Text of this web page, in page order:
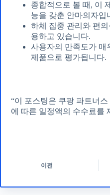
종합적으로 볼 때, 이
능을 갖춘 안마의자입
하체 집중 관리와 편
용하고 있습니다.
사용자의 만족도가 매
제품으로 평가됩니다.
“이 포스팅은 쿠팡 파트너스
에 따른 일정액의 수수료를
이전